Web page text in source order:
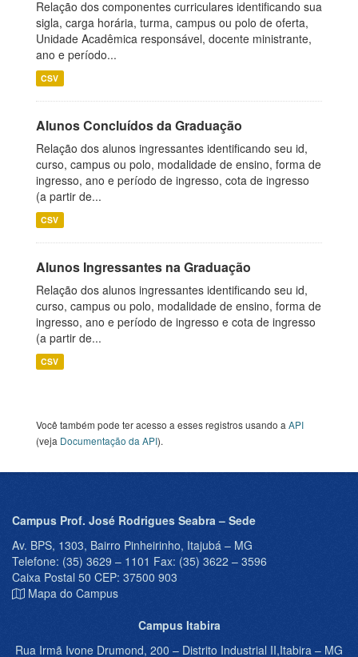
Relação dos componentes curriculares identificando sua
sigla, carga horária, turma, campus ou polo de oferta,
Unidade Acadêmica responsável, docente ministrante,
ano e período...
CSV
Alunos Concluídos da Graduação
Relação dos alunos ingressantes identificando seu id,
curso, campus ou polo, modalidade de ensino, forma de
ingresso, ano e período de ingresso, cota de ingresso
(a partir de...
CSV
Alunos Ingressantes na Graduação
Relação dos alunos ingressantes identificando seu id,
curso, campus ou polo, modalidade de ensino, forma de
ingresso, ano e período de ingresso e cota de ingresso
(a partir de...
CSV
Você também pode ter acesso a esses registros usando a API
(veja Documentação da API).
Campus Prof. José Rodrigues Seabra – Sede
Av. BPS, 1303, Bairro Pinheirinho, Itajubá – MG
Telefone: (35) 3629 – 1101 Fax: (35) 3622 – 3596
Caixa Postal 50 CEP: 37500 903
Mapa do Campus
Campus Itabira
Rua Irmã Ivone Drumond, 200 – Distrito Industrial II,Itabira – MG